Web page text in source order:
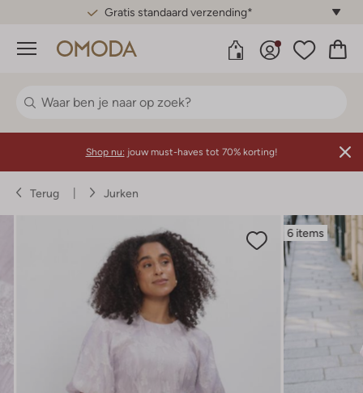
Gratis standaard verzending*
Menu
Shop nu: jouw must-haves tot 70% korting!
Terug Jurken
6 items